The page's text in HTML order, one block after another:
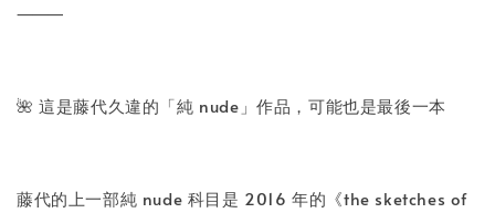
⸻
🌺 這是藤代久違的「純 nude」作品，可能也是最後一本
藤代的上一部純 nude 科目是 2016 年的《the sketches of